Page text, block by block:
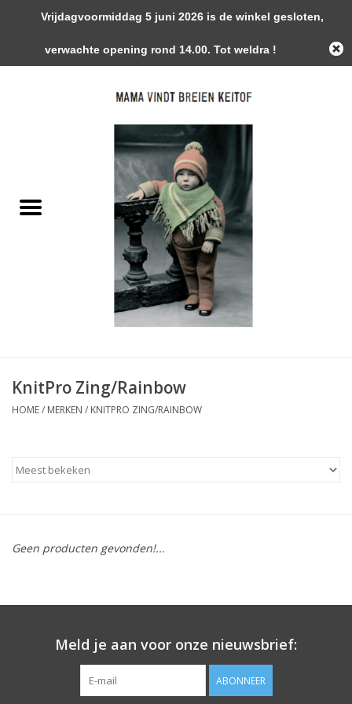
0 Artikelen - €0,00
Handwerk Toebehoren
Magazines / Patronen / Boeken
KnitPro Zing/Rainbow
HOME/ MERKEN / KNITPRO ZING/RAINBOW
Geen producten gevonden!...
Meld je aan voor onze nieuwsbrief:
ABONNEER
Vrijdagvoormiddag 5 juni 2026 is de winkel gesloten,
verwachte opening rond 14.00. Tot weldra !